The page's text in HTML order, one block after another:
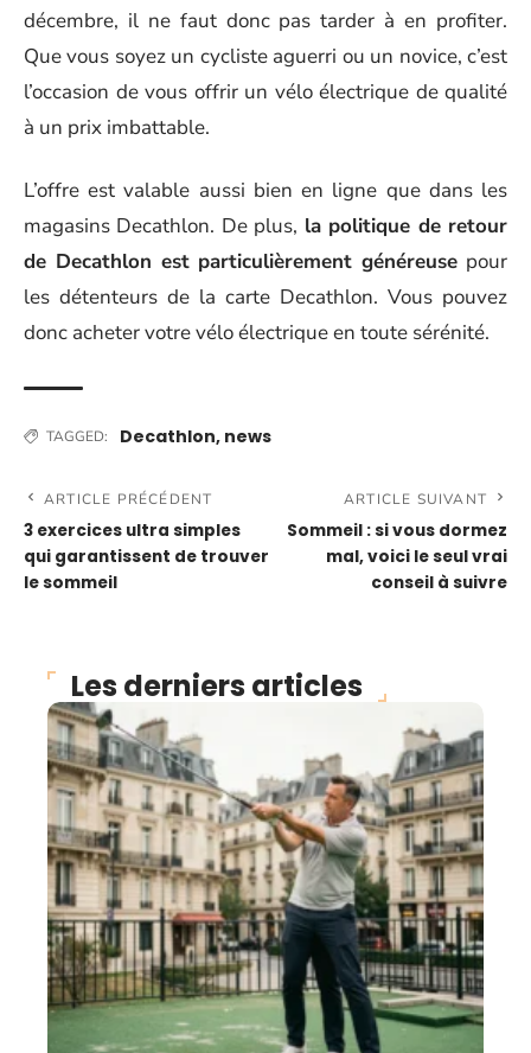
décembre, il ne faut donc pas tarder à en profiter.
Que vous soyez un cycliste aguerri ou un novice, c’est
l’occasion de vous offrir un vélo électrique de qualité
à un prix imbattable.
L’offre est valable aussi bien en ligne que dans les
magasins Decathlon. De plus, la politique de retour
de Decathlon est particulièrement généreuse pour
les détenteurs de la carte Decathlon. Vous pouvez
donc acheter votre vélo électrique en toute sérénité.
TAGGED: Decathlon, news
ARTICLE PRÉCÉDENT
3 exercices ultra simples
qui garantissent de trouver
le sommeil
ARTICLE SUIVANT
Sommeil : si vous dormez
mal, voici le seul vrai
conseil à suivre
Les derniers articles